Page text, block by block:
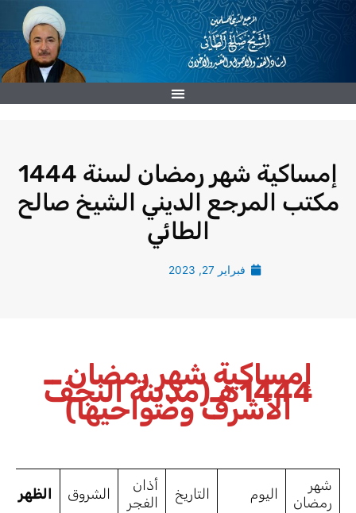
تخطي
إمساكية شهر رمضان لسنة 1444
مكتب المرجع الديني الشيخ صالح
الطائي
فبراير 27, 2023
إمساكية شهر رمضان ــ
1444هـ(مدينة النجف
الأشرف وضواحيها)
شهر
رمضان
اليوم التاريخ
أذان
الفجر
الشروق الظهر